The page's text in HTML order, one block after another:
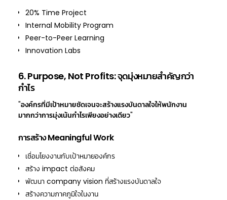
20% Time Project
Internal Mobility Program
Peer-to-Peer Learning
Innovation Labs
6. Purpose, Not Profits: จุดมุ่งหมายสำคัญกว่า
กำไร
"องค์กรที่มีเป้าหมายชัดเจนจะสร้างแรงบันดาลใจให้พนักงาน
มากกว่าการมุ่งเน้นกำไรเพียงอย่างเดียว"
การสร้าง Meaningful Work
เชื่อมโยงงานกับเป้าหมายองค์กร
สร้าง impact ต่อสังคม
พัฒนา company vision ที่สร้างแรงบันดาลใจ
สร้างความภาคภูมิใจในงาน